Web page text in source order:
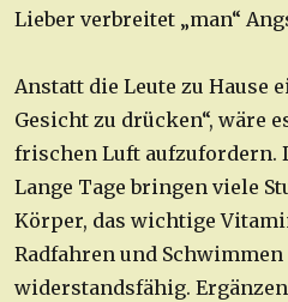
Lieber verbreitet „man“
Anstatt die Leute zu Hause
Gesicht zu drücken“, wäre
frischen Luft aufzufordern.
Lange Tage bringen viele
Körper, das wichtige
Radfahren und
widerstandsfähig.